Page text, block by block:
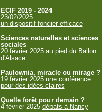
ECIF 2019 - 2024
23/02/2025
un dispositif foncier efficace
Sciences naturelles et sciences
sociales
20 février 2025 au pied du Ballon
d'Alsace
Paulownia, miracle ou mirage ?
19 février 2025 une conférence
pour des idées claires
Quelle forêt pour demain ?
4 février 2025 débats à Nancy